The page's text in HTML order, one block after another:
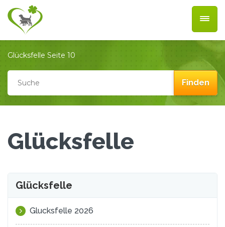
Glücksfelle Seite 10
Glücksfelle
Glücksfelle
Glucksfelle 2026